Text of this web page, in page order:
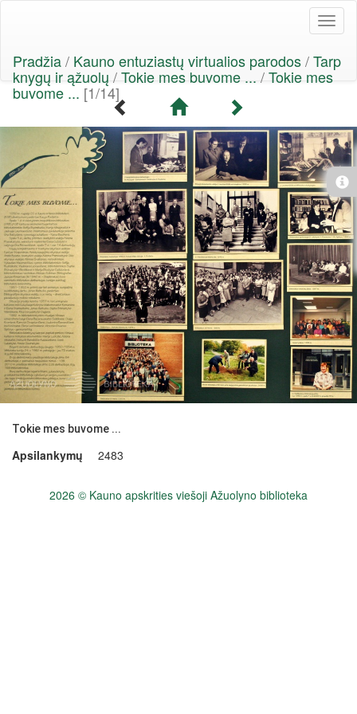
Pradžia/ Kauno entuziastų virtualios parodos/Tarp
knygų ir ąžuolų /Tokie mes buvome ... /Tokie mes
buvome ... [1/14]
Tokie mes buvome ...
Apsilankymų 2483
2026 © Kauno apskrities viešoji Ažuolyno biblioteka